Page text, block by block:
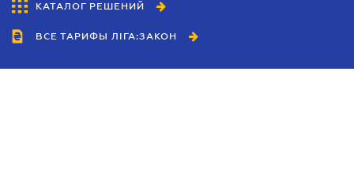
КАТАЛОГ РЕШЕНИЙ
ВСЕ ТАРИФЫ ЛІГА:ЗАКОН